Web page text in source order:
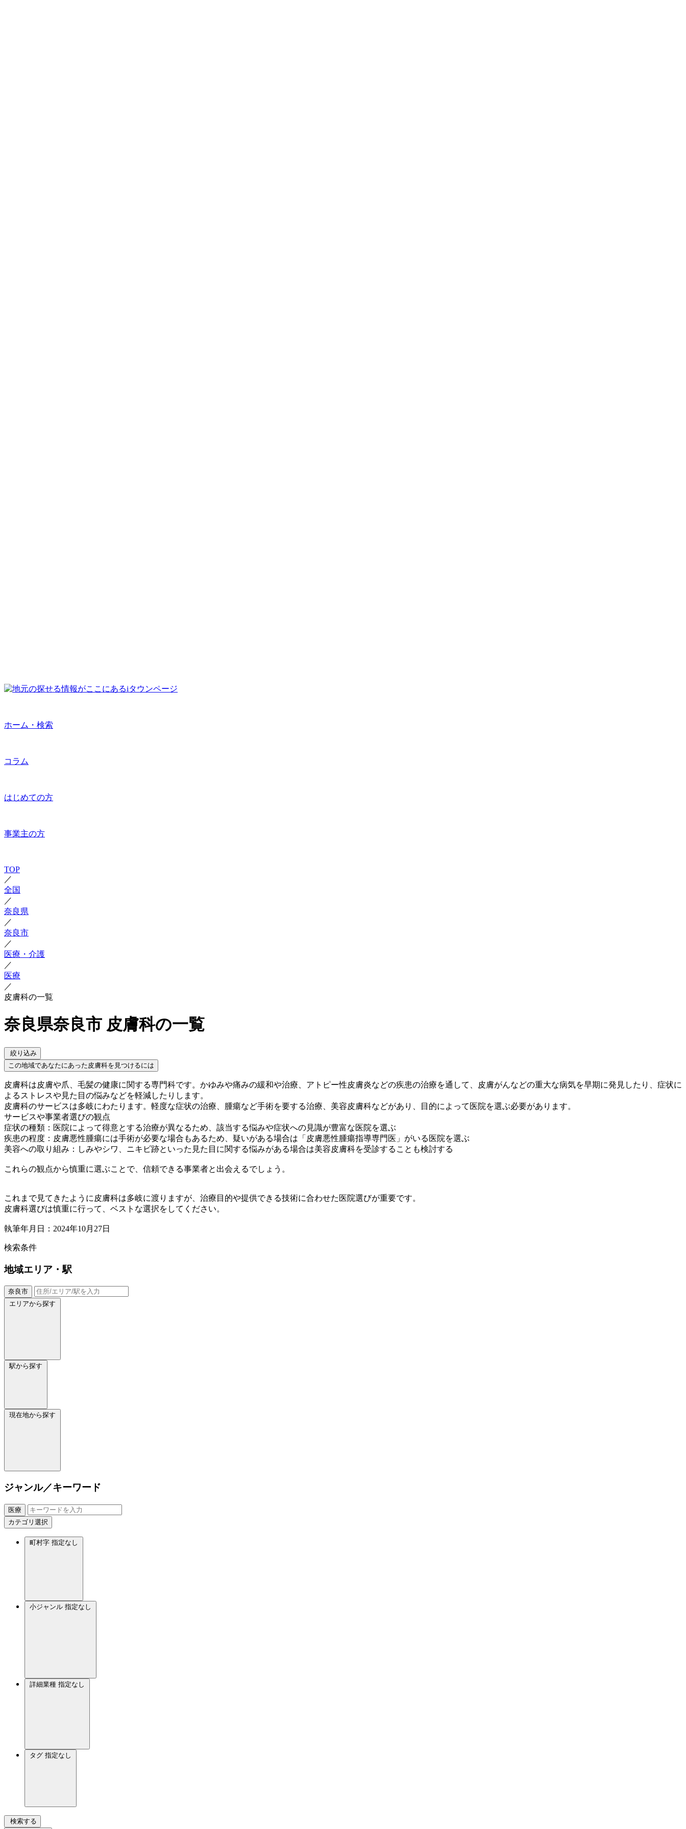
ホーム・検索
コラム
はじめての方
事業主の方
TOP
／
全国
／
奈良県
／
奈良市
／
医療・介護
／
医療
／
皮膚科の一覧
奈良県奈良市 皮膚科の一覧
絞り込み
この地域であなたにあった皮膚科を見つけるには
皮膚科は皮膚や爪、毛髪の健康に関する専門科です。かゆみや痛みの緩和や治療、アトピー性皮膚炎などの疾患の治療を通して、皮膚がんなどの重大な病気を早期に発見したり、症状に
よるストレスや見た目の悩みなどを軽減したりします。
皮膚科のサービスは多岐にわたります。軽度な症状の治療、腫瘍など手術を要する治療、美容皮膚科などがあり、目的によって医院を選ぶ必要があります。
サービスや事業者選びの観点
症状の種類：医院によって得意とする治療が異なるため、該当する悩みや症状への見識が豊富な医院を選ぶ
疾患の程度：皮膚悪性腫瘍には手術が必要な場合もあるため、疑いがある場合は「皮膚悪性腫瘍指導専門医」がいる医院を選ぶ
美容への取り組み：しみやシワ、ニキビ跡といった見た目に関する悩みがある場合は美容皮膚科を受診することも検討する
これらの観点から慎重に選ぶことで、信頼できる事業者と出会えるでしょう。
これまで見てきたように皮膚科は多岐に渡りますが、治療目的や提供できる技術に合わせた医院選びが重要です。
皮膚科選びは慎重に行って、ベストな選択をしてください。
執筆年月日：2024年10月27日
検索条件
地域エリア・駅
奈良市
エリアから探す
駅から探す
現在地から探す
ジャンル／キーワード
医療
カテゴリ選択
町村字 指定なし
小ジャンル 指定なし
詳細業種 指定なし
タグ 指定なし
検索する